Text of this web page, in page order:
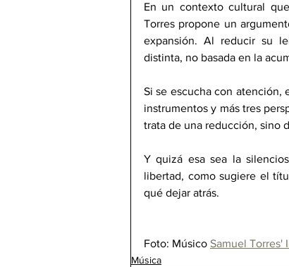
En un contexto cultural
Torres propone un
expansión. Al reducir su
distinta, no basada en la
Si se escucha con atención,
instrumentos y más tres
trata de una reducción, sino
Y quizá esa sea la
libertad, como sugiere el
qué dejar atrás.
Foto: Músico Samuel Torres'
Música